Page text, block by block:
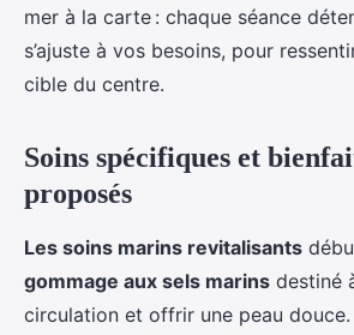
mer à la carte : chaque séance
s’ajuste à vos besoins, pour
cible du centre.
Soins spécifiques et
proposés
Les soins marins revitalisants
gommage aux sels marins destiné
circulation et offrir une peau